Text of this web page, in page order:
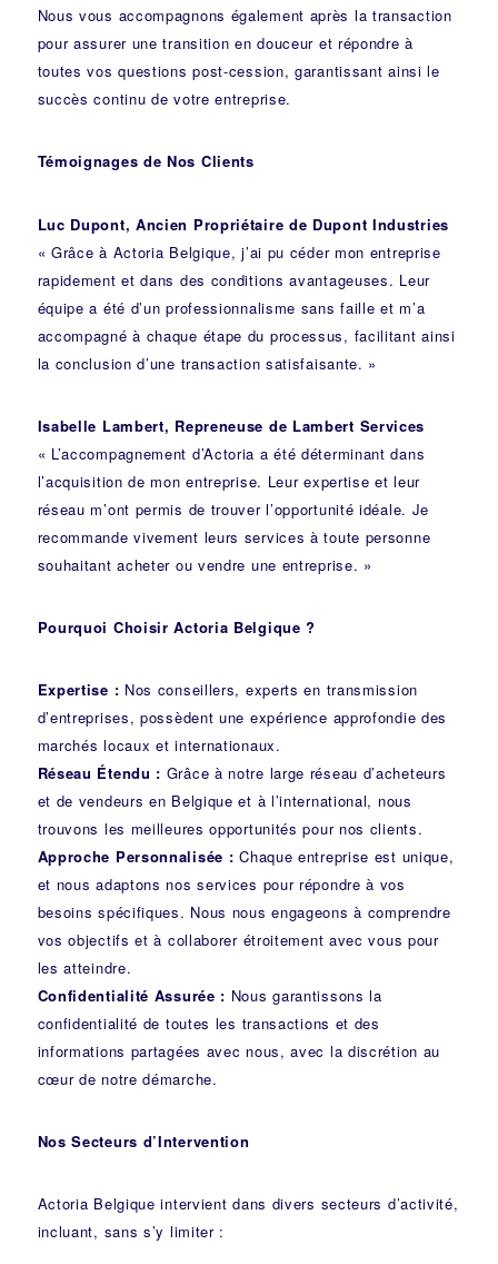
Nous vous accompagnons également après la transaction
pour assurer une transition en douceur et répondre à
toutes vos questions post-cession, garantissant ainsi le
succès continu de votre entreprise.
Témoignages de Nos Clients
Luc Dupont, Ancien Propriétaire de Dupont Industries
« Grâce à Actoria Belgique, j’ai pu céder mon entreprise
rapidement et dans des conditions avantageuses. Leur
équipe a été d’un professionnalisme sans faille et m’a
accompagné à chaque étape du processus, facilitant ainsi
la conclusion d’une transaction satisfaisante. »
Isabelle Lambert, Repreneuse de Lambert Services
« L’accompagnement d’Actoria a été déterminant dans
l’acquisition de mon entreprise. Leur expertise et leur
réseau m’ont permis de trouver l’opportunité idéale. Je
recommande vivement leurs services à toute personne
souhaitant acheter ou vendre une entreprise. »
Pourquoi Choisir Actoria Belgique ?
Expertise : Nos conseillers, experts en transmission
d’entreprises, possèdent une expérience approfondie des
marchés locaux et internationaux.
Réseau Étendu : Grâce à notre large réseau d’acheteurs
et de vendeurs en Belgique et à l’international, nous
trouvons les meilleures opportunités pour nos clients.
Approche Personnalisée : Chaque entreprise est unique,
et nous adaptons nos services pour répondre à vos
besoins spécifiques. Nous nous engageons à comprendre
vos objectifs et à collaborer étroitement avec vous pour
les atteindre.
Confidentialité Assurée : Nous garantissons la
confidentialité de toutes les transactions et des
informations partagées avec nous, avec la discrétion au
cœur de notre démarche.
Nos Secteurs d’Intervention
Actoria Belgique intervient dans divers secteurs d’activité,
incluant, sans s’y limiter :